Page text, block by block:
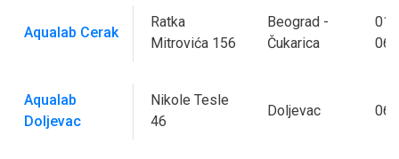
Aqualab Cerak
Ratka
Mitrovića 156
Beograd -
Čukarica
Aqualab
Doljevac
Nikole Tesle
46
Doljevac